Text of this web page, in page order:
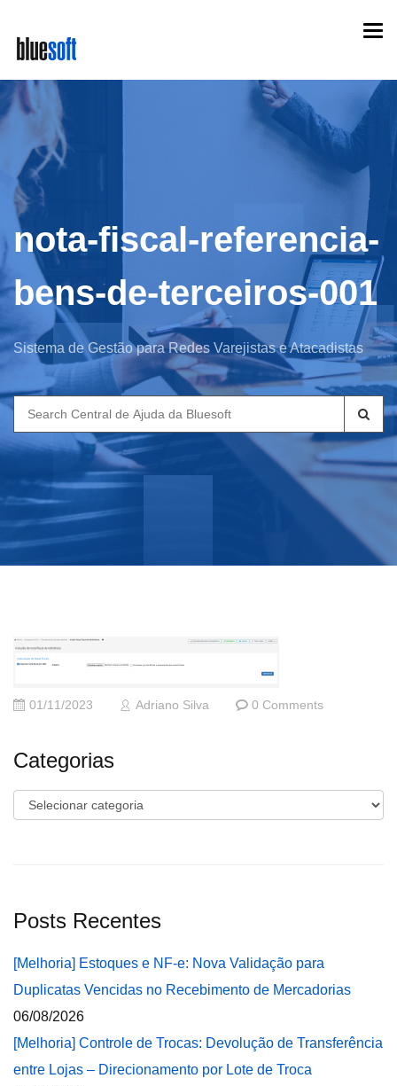
main
content
nota-fiscal-referencia-
bens-de-terceiros-001
Sistema de Gestão para Redes Varejistas e Atacadistas
Search
for:
01/11/2023 Adriano Silva 0 Comments
Categorias
Categorias
Posts Recentes
[Melhoria] Estoques e NF-e: Nova Validação para
Duplicatas Vencidas no Recebimento de Mercadorias
06/08/2026
[Melhoria] Controle de Trocas: Devolução de Transferência
entre Lojas – Direcionamento por Lote de Troca